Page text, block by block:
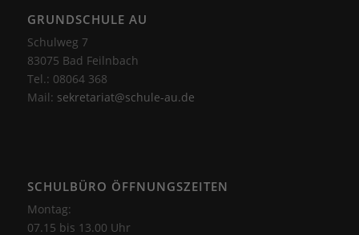
GRUNDSCHULE AU
Schulweg 7
83075 Bad Feilnbach
Tel.: 08064 368
Mail: sekretariat@schule-au.de
SCHULBÜRO ÖFFNUNGSZEITEN
Montag:
07.15 bis 13.00 Uhr